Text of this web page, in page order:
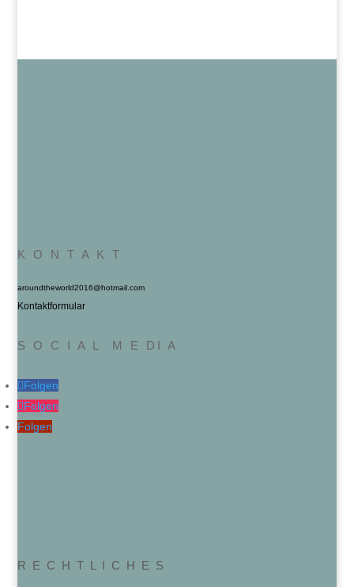
K O N T A K T
aroundtheworld2016@hotmail.com
Kontaktformular
S O C I A L M E DI A
Folgen
Folgen
Folgen
R E C H T L I C H E S